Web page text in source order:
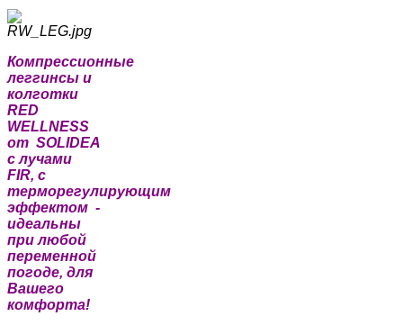
Компрессионные
леггинсы и
колготки
RED
WELLNESS
от SOLIDEA
с лучами
FIR, с
терморегулирующим
эффектом -
идеальны
при любой
переменной
погоде, для
Вашего
комфорта!